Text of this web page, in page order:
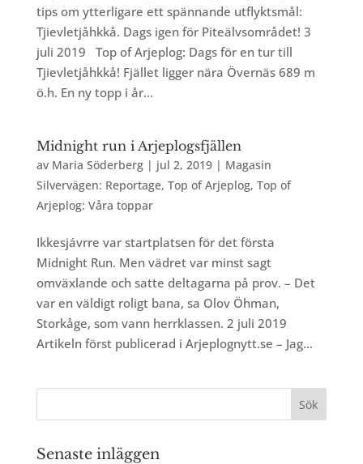
tips om ytterligare ett spännande utflyktsmål:
Tjievletjåhkkå. Dags igen för Piteälvsområdet! 3
juli 2019 Top of Arjeplog: Dags för en tur till
Tjievletjåhkkå! Fjället ligger nära Övernäs 689 m
ö.h. En ny topp i år...
Midnight run i Arjeplogsfjällen
av Maria Söderberg| jul 2, 2019| Magasin
Silvervägen: Reportage, Top of Arjeplog, Top of
Arjeplog: Våra toppar
Ikkesjávrre var startplatsen för det första
Midnight Run. Men vädret var minst sagt
omväxlande och satte deltagarna på prov. – Det
var en väldigt roligt bana, sa Olov Öhman,
Storkåge, som vann herrklassen. 2 juli 2019
Artikeln först publicerad i Arjeplognytt.se – Jag...
Senaste inläggen